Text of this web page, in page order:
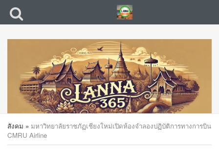
สังคม » มหาวิทยาลัยราชภัฏเชียงใหม่เปิดห้องจำลองปฏิบัติการทางการบิน
CMRU Airline